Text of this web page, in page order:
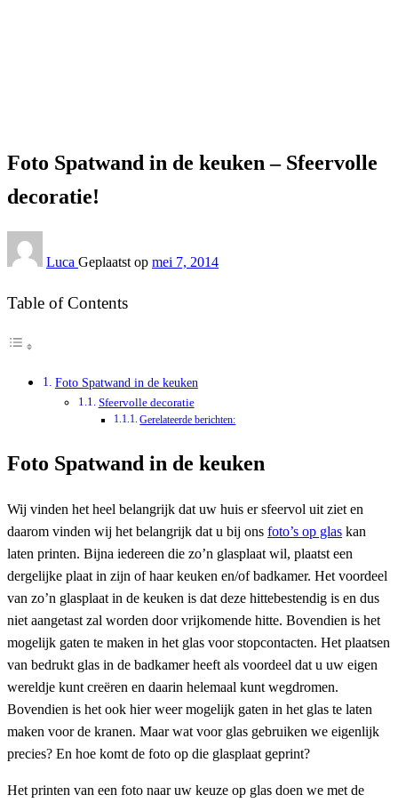
Foto Spatwand in de keuken – Sfeervolle
decoratie!
Luca Geplaatst op mei 7, 2014
Table of Contents
Foto Spatwand in de keuken
Sfeervolle decoratie
Gerelateerde berichten:
Foto Spatwand in de keuken
Wij vinden het heel belangrijk dat uw huis er sfeervol uit ziet en
daarom vinden wij het belangrijk dat u bij ons foto’s op glas kan
laten printen. Bijna iedereen die zo’n glasplaat wil, plaatst een
dergelijke plaat in zijn of haar keuken en/of badkamer. Het voordeel
van zo’n glasplaat in de keuken is dat deze hittebestendig is en dus
niet aangetast zal worden door vrijkomende hitte. Bovendien is het
mogelijk gaten te maken in het glas voor stopcontacten. Het plaatsen
van bedrukt glas in de badkamer heeft als voordeel dat u uw eigen
wereldje kunt creëren en daarin helemaal kunt wegdromen.
Bovendien is het ook hier weer mogelijk gaten in het glas te laten
maken voor de kranen. Maar wat voor glas gebruiken we eigenlijk
precies? En hoe komt de foto op die glasplaat geprint?
Het printen van een foto naar uw keuze op glas doen we met de